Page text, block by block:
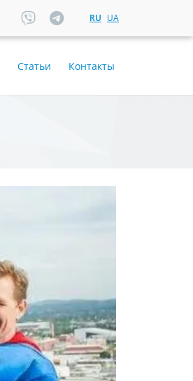
RU UA
Статьи Контакты